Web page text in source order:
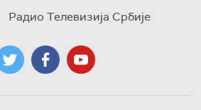
Радио Телевизија Србије